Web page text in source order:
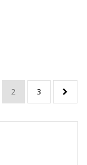
2 3